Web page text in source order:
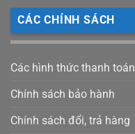
CÁC CHÍNH SÁCH
Các hình thức thanh toán
Chính sách bảo hành
Chính sách đổi, trả hàng